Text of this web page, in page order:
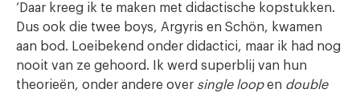
‘Daar kreeg ik te maken met didactische kopstukken.
Dus ook die twee boys, Argyris en Schön, kwamen
aan bod. Loeibekend onder didactici, maar ik had nog
nooit van ze gehoord. Ik werd superblij van hun
theorieën, onder andere over single loopen double